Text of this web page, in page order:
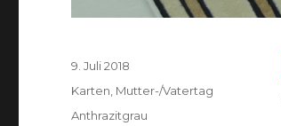
Veröffentlicht
9. Juli 2018
Kategorien
Karten Mutter-/Vatertag
Schlagwörter
Anthrazitgrau